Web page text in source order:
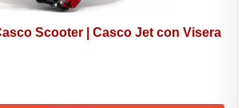
Scooter | Casco Jet con Visera